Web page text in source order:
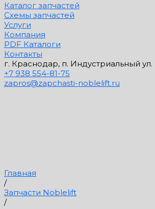
Каталог запчастей
Схемы запчастей
Услуги
Компания
PDF Каталоги
Контакты
г. Краснодар, п. Индустриальный ул.
+7 938 554-81-75
zapros@zapchasti-noblelift.ru
Главная
/
Запчасти Noblelift
/